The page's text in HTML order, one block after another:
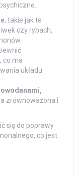
, takie jak te
czy rybach,
co ma
układu
zrównoważona i
się do poprawy
co jest